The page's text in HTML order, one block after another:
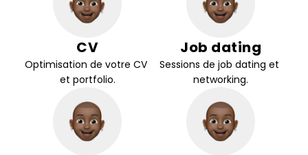
CV
Optimisation de votre CV
et portfolio.
Job dating
Sessions de job dating et
networking.